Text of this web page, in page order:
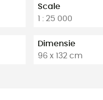
Scale
1 : 25 000
Dimensie
96 x 132 cm